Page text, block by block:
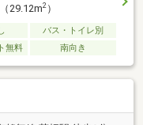
29.12m2）
バス・トイレ別
無料 南向き